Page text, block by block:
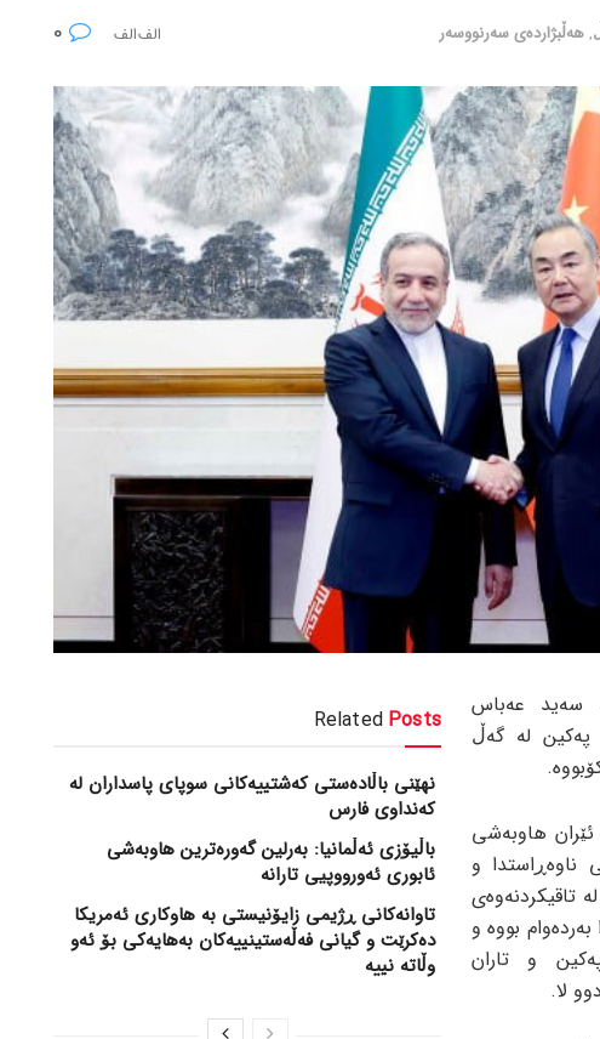
,هەڵبژاردەی سەرنووسەر
Related Posts
نهێنی باڵادەستی کەشتییەکانی سوپای پاسداران لە
کەنداوی فارس
باڵیۆزی ئەڵمانیا: بەرلین گەورەترین هاوبەشی
ئابوری ئەورووپیی تارانە
تاوانەکانی ڕژیمی زایۆنیستی بە هاوکاری ئەمریکا
دەکرێت و گیانی فەڵەستینییەکان بەهایەکی بۆ ئەو
وڵاتە نییە
سەید عەباس
پەکین لە گەڵ
هاوبەشی
ناوەڕاستدا و
تاقیکردنەوەی
بەردەوام بووە و
و تاران
لا.